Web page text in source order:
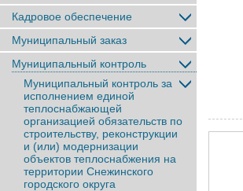
Кадровое обеспечение
Муниципальный заказ
Муниципальный контроль
Муниципальный контроль за
исполнением единой
теплоснабжающей
организацией обязательств по
строительству, реконструкции
и (или) модернизации
объектов теплоснабжения на
территории Снежинского
городского округа